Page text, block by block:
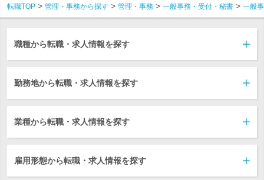
転職TOP 管理・事務から探す 管理・事務 一般事務・受付・秘書 一般
職種から転職・求人情報を探す
勤務地から転職・求人情報を探す
業種から転職・求人情報を探す
雇用形態から転職・求人情報を探す